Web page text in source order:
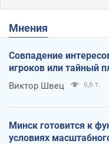
Мнения
Совпадение
игроков или тайный
Виктор Швец 6,6 т.
Минск готовится к
условиях